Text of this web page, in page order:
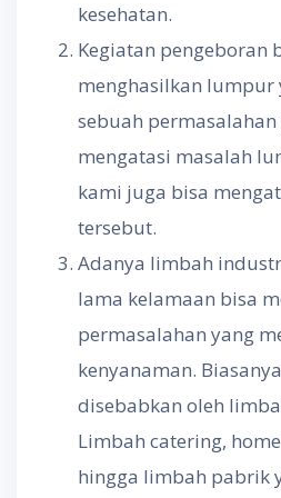
kesehatan.
Kegiatan pengeboran
menghasilkan lumpur
sebuah
mengatasi masalah
kami juga bisa
tersebut.
Adanya limbah
lama kelamaan bisa
permasalahan yang
kenyanaman.
disebabkan oleh
Limbah catering,
hingga limbah pabrik